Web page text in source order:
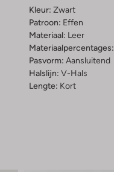
Kleur: Zwart
Patroon: Effen
Materiaal: Leer
Materiaalpercentages:
Pasvorm: Aansluitend
Halslijn: V-Hals
Lengte: Kort